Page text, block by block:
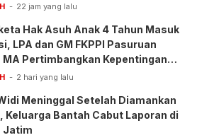
22 jam yang lalu
Hak Asuh Anak 4 Tahun Masuk
LPA dan GM FKPPI Pasuruan
MA Pertimbangkan Kepentingan
2 hari yang lalu
Meninggal Setelah Diamankan
Keluarga Bantah Cabut Laporan di
Jatim